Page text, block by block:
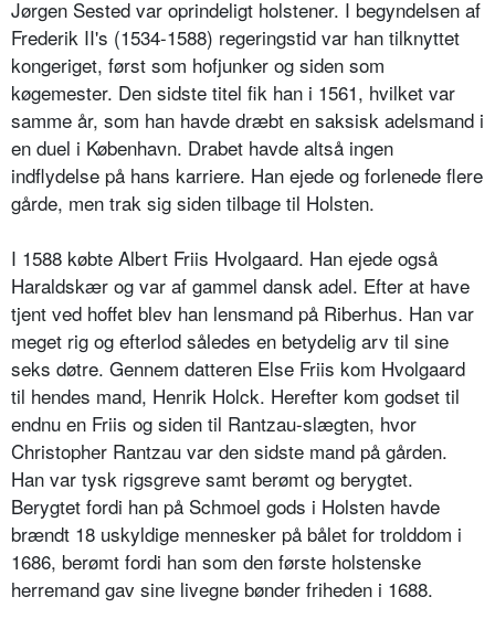
Jørgen Sested var oprindeligt holstener. I begyndelsen af
Frederik II's (1534-1588) regeringstid var han tilknyttet
kongeriget, først som hofjunker og siden som
køgemester. Den sidste titel fik han i 1561, hvilket var
samme år, som han havde dræbt en saksisk adelsmand i
en duel i København. Drabet havde altså ingen
indflydelse på hans karriere. Han ejede og forlenede flere
gårde, men trak sig siden tilbage til Holsten.
I 1588 købte Albert Friis Hvolgaard. Han ejede også
Haraldskær og var af gammel dansk adel. Efter at have
tjent ved hoffet blev han lensmand på Riberhus. Han var
meget rig og efterlod således en betydelig arv til sine
seks døtre. Gennem datteren Else Friis kom Hvolgaard
til hendes mand, Henrik Holck. Herefter kom godset til
endnu en Friis og siden til Rantzau-slægten, hvor
Christopher Rantzau var den sidste mand på gården.
Han var tysk rigsgreve samt berømt og berygtet.
Berygtet fordi han på Schmoel gods i Holsten havde
brændt 18 uskyldige mennesker på bålet for trolddom i
1686, berømt fordi han som den første holstenske
herremand gav sine livegne bønder friheden i 1688.